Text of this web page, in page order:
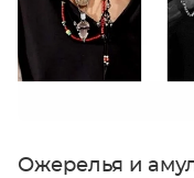
Ожерелья и